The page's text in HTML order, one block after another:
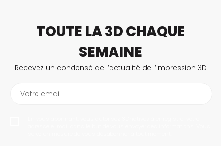
TOUTE LA 3D CHAQUE
SEMAINE
Recevez un condensé de l’actualité de l’impression 3D
Votre email